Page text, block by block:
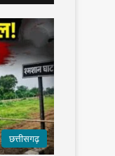
छत्तीसगढ़